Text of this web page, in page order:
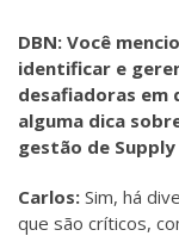
DBN: Você
identificar e
desafiadoras em
alguma dica
gestão de Supply
Carlos: Sim, há
que são críticos,